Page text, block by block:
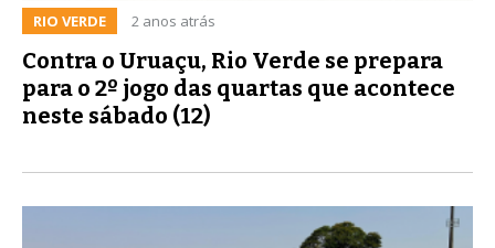
RIO VERDE 2 anos atrás
Contra o Uruaçu, Rio Verde se prepara
para o 2º jogo das quartas que acontece
neste sábado (12)